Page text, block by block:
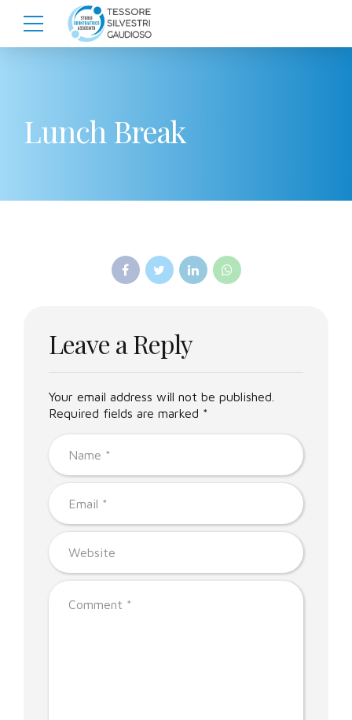
Lunch Break
Leave a Reply
Your email address will not be published.
Required fields are marked *